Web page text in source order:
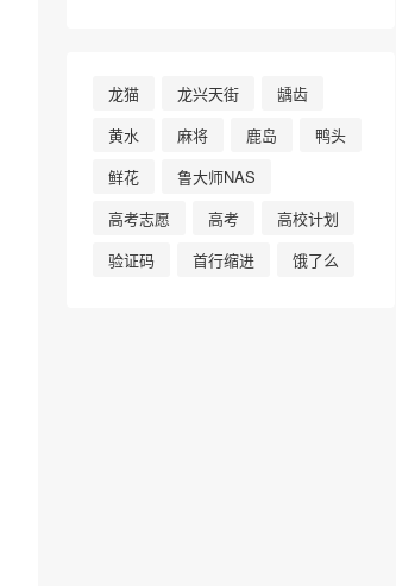
龙猫 龙兴天街
龋齿
黄水
麻将 鹿岛
鸭头
鲜花
鲁大师NAS
高考志愿
高考
高校计划
验证码
首行缩进 饿了么